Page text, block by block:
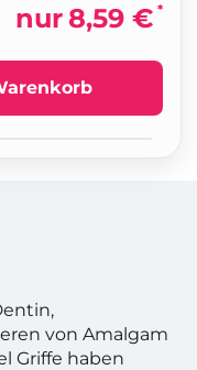
nur 8,59 € *
von Amalgam
Griffe haben